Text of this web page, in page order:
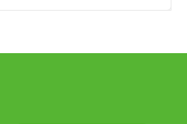
Read more